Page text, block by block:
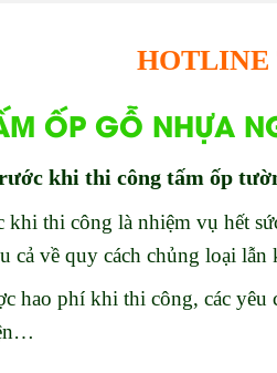
HOTLINE
ỐP GỖ NHỰA
khi thi công tấm ốp
khi thi công là nhiệm vụ hết
cả về quy cách chủng loại
hao phí khi thi công, các